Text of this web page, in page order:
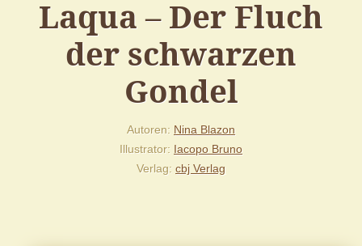
Laqua – Der Fluch
der schwarzen
Gondel
Autoren Nina Blazon
Illustrator Iacopo Bruno
Verlag cbj Verlag